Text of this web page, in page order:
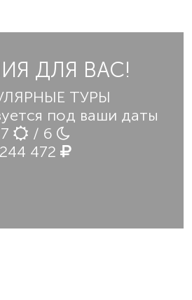
ДЛЯ ВАС!
ТУРЫ
под ваши даты
7
/ 6
244 472